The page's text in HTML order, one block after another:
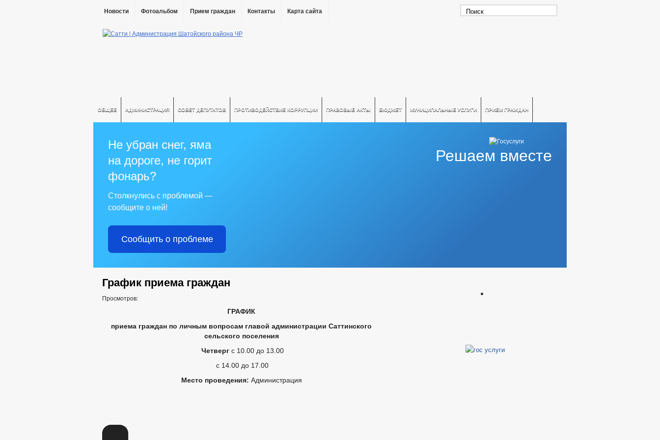
Новости Фотоальбом Прием граждан Контакты Карта сайта
ОБЩЕЕ АДМИНИСТРАЦИЯ СОВЕТ ДЕПУТАТОВ ПРОТИВОДЕЙСТВИЕ КОРРУПЦИИ ПРАВОВЫЕ АКТЫ БЮДЖЕТ МУНИЦИПАЛЬНЫЕ УСЛУГИ ПРИЕМ ГРАЖДАН
Решаем вместе
Не убран снег, яма
на дороге, не горит
фонарь?
Столкнулись с проблемой —
сообщите о ней!
Сообщить о проблеме
График приема граждан
Просмотров:
ГРАФИК
приема граждан по личным вопросам главой администрации Саттинского
сельского поселения
Четвергс 10.00 до 13.00
с 14.00 до 17.00
Место проведения: Администрация